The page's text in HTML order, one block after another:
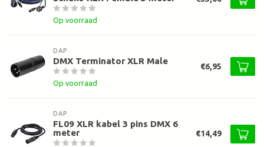
Op voorraad
DAP
DMX Terminator XLR Male
Op voorraad
€6,95
DAP
FL09 XLR kabel 3 pins DMX 6
meter
€14,49